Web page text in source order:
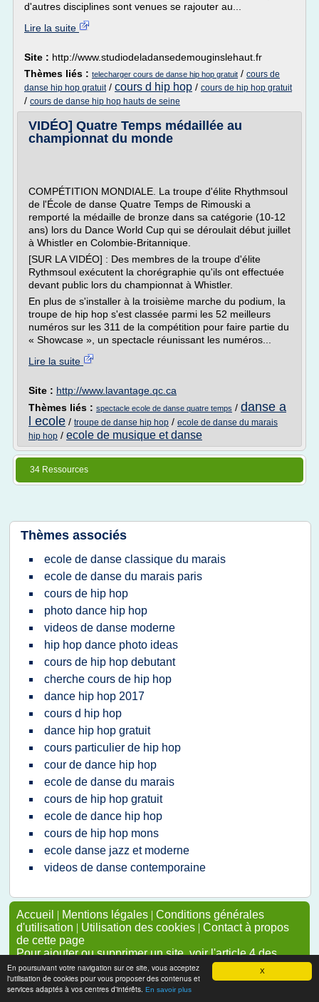
X
En poursuivant votre navigation sur ce site, vous acceptez
l'utilisation de cookies pour vous proposer des contenus et
services adaptés à vos centres d'intérêts. En savoir plus
d'autres disciplines sont venues se rajouter au...
Lire la suite
Site : http://www.studiodeladansedemouginslehaut.fr
Thèmes liés : telecharger cours de danse hip hop gratuit / cours de
danse hip hop gratuit/ cours d hip hop / cours de hip hop gratuit
/ cours de danse hip hop hauts de seine
VIDÉO] Quatre Temps médaillée au
championnat du monde
COMPÉTITION MONDIALE. La troupe d'élite Rhythmsoul
de l'École de danse Quatre Temps de Rimouski a
remporté la médaille de bronze dans sa catégorie (10-12
ans) lors du Dance World Cup qui se déroulait début juillet
à Whistler en Colombie-Britannique.
[SUR LA VIDÉO] : Des membres de la troupe d'élite
Rythmsoul exécutent la chorégraphie qu'ils ont effectuée
devant public lors du championnat à Whistler.
En plus de s'installer à la troisième marche du podium, la
troupe de hip hop s'est classée parmi les 52 meilleurs
numéros sur les 311 de la compétition pour faire partie du
« Showcase », un spectacle réunissant les numéros...
Lire la suite
Site : http://www.lavantage.qc.ca
Thèmes liés : spectacle ecole de danse quatre temps / danse a
l ecole / troupe de danse hip hop / ecole de danse du marais
hip hop / ecole de musique et danse
34 Ressources
Thèmes associés
ecole de danse classique du marais
ecole de danse du marais paris
cours de hip hop
photo dance hip hop
videos de danse moderne
hip hop dance photo ideas
cours de hip hop debutant
cherche cours de hip hop
dance hip hop 2017
cours d hip hop
dance hip hop gratuit
cours particulier de hip hop
cour de dance hip hop
ecole de danse du marais
cours de hip hop gratuit
ecole de dance hip hop
cours de hip hop mons
ecole danse jazz et moderne
videos de danse contemporaine
Accueil | Mentions légales | Conditions générales
d'utilisation | Utilisation des cookies | Contact à propos
de cette page
Pour ajouter ou supprimer un site, voir l'article 4 des
CGUs